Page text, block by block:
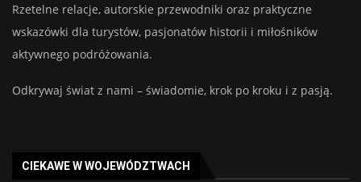
Rzetelne relacje, autorskie przewodniki oraz praktyczne
wskazówki dla turystów, pasjonatów historii i miłośników
aktywnego podróżowania.
Odkrywaj świat z nami – świadomie, krok po kroku i z pasją.
CIEKAWE W WOJEWÓDZTWACH